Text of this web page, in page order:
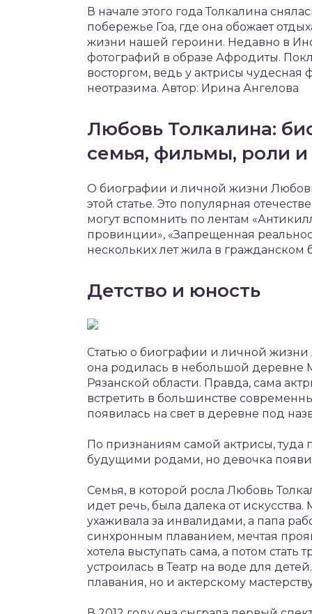
В начале этого года Толкалина
побережье Гоа, где она обожает
жизни нашей героини. Недавно в
фотографий в образе Афродиты.
восторгом, ведь у актрисы чудесная
неотразима. Автор: Ирина Ангелова
Любовь Толкалина:
семья, фильмы, роли
О биографии и личной жизни
этой статье. Это популярная
могут вспомнить по лентам
провинции», «Запрещенная
нескольких лет жила в
Детство и юность
Статью о биографии и личной жизни
она родилась в небольшой деревне
Рязанской области. Правда, сама
встретить в большинстве
появилась на свет в деревне под
По признаниям самой актрисы, туда
будущими родами, но девочка
Семья, в которой росла Любовь
идет речь, была далека от
ухаживала за инвалидами, а папа
синхронным плаванием, мечтая
хотела выступать сама, а потом
устроилась в Театр на воде для
плавания, но и актерскому